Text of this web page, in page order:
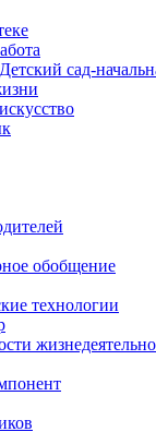
сад-
обобщение
технологии